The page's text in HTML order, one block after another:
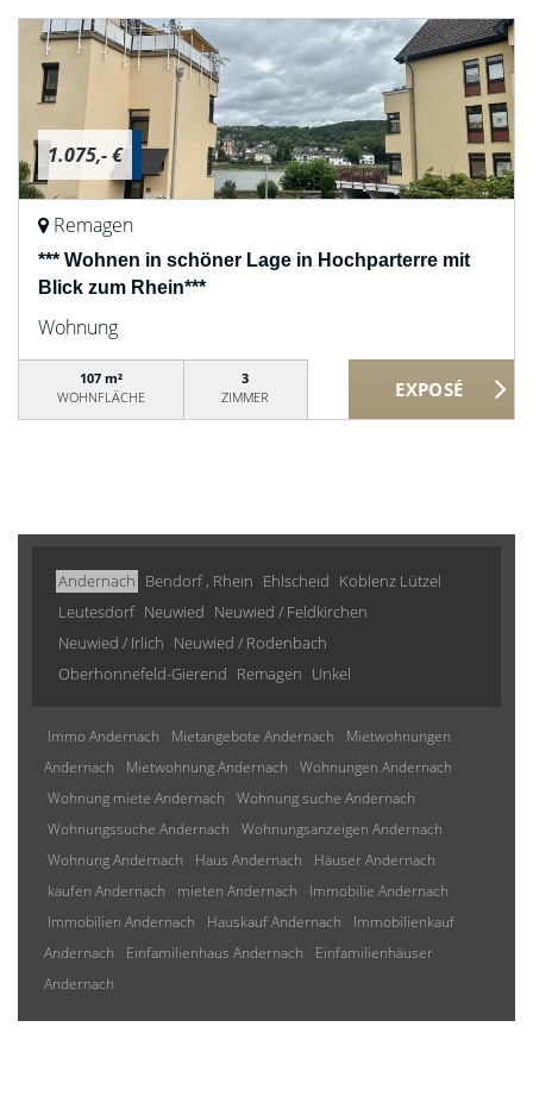
1.075,- €
Remagen
*** Wohnen in schöner Lage in Hochparterre mit
Blick zum Rhein***
Wohnung
107 m²
WOHNFLÄCHE
3
ZIMMER
Andernach Bendorf , Rhein Ehlscheid Koblenz Lützel
Leutesdorf Neuwied Neuwied / Feldkirchen
Neuwied / Irlich Neuwied / Rodenbach
Oberhonnefeld-Gierend Remagen Unkel
Immo Andernach Mietangebote Andernach
Mietwohnungen
Andernach
Mietwohnung Andernach
Wohnungen Andernach
Wohnung miete Andernach
Wohnung suche Andernach
Wohnungssuche Andernach
Wohnungsanzeigen Andernach
Wohnung Andernach
Haus Andernach
Häuser Andernach
kaufen Andernach
mieten Andernach
Immobilie Andernach
Immobilien Andernach
Hauskauf Andernach
Immobilienkauf
Andernach
Einfamilienhaus Andernach
Einfamilienhäuser
Andernach